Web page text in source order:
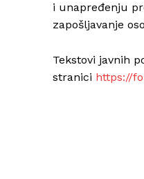
i unapređenju
zapošljavanje
Tekstovi javnih
stranici https://